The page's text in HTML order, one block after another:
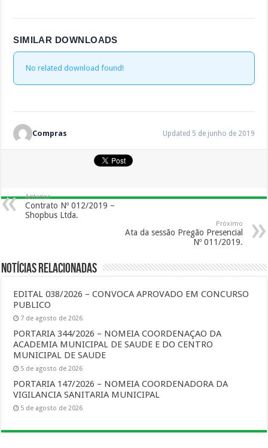
SIMILAR DOWNLOADS
No related download found!
Compras Updated 5 de junho de 2019
Anterior
Contrato Nº 012/2019 –
Shopbus Ltda.
Próximo
Ata da sessão Pregão Presencial
Nº 011/2019.
Notícias Relacionadas
EDITAL 038/2026 – CONVOCA APROVADO EM CONCURSO
PUBLICO
7 de agosto de 2026
PORTARIA 344/2026 – NOMEIA COORDENAÇAO DA
ACADEMIA MUNICIPAL DE SAUDE E DO CENTRO
MUNICIPAL DE SAUDE
5 de agosto de 2026
PORTARIA 147/2026 – NOMEIA COORDENADORA DA
VIGILANCIA SANITARIA MUNICIPAL
5 de agosto de 2026